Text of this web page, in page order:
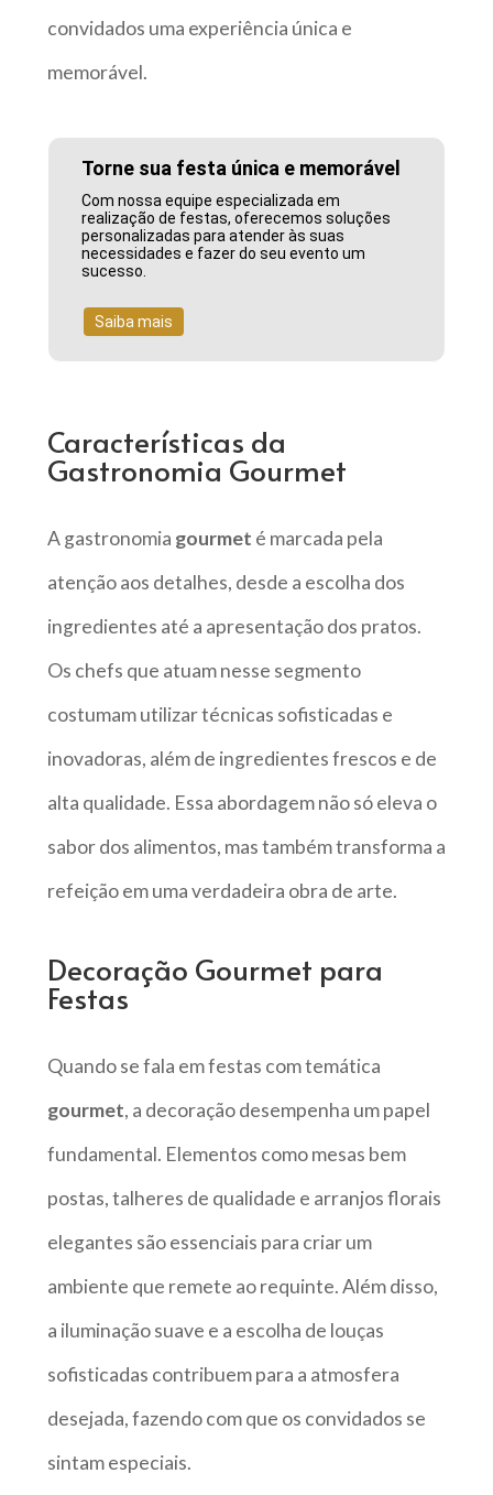
convidados uma experiência única e
memorável.
Torne sua festa única e memorável
Com nossa equipe especializada em
realização de festas, oferecemos soluções
personalizadas para atender às suas
necessidades e fazer do seu evento um
sucesso.
Saiba mais
Características da
Gastronomia Gourmet
A gastronomia gourmet é marcada pela
atenção aos detalhes, desde a escolha dos
ingredientes até a apresentação dos pratos.
Os chefs que atuam nesse segmento
costumam utilizar técnicas sofisticadas e
inovadoras, além de ingredientes frescos e de
alta qualidade. Essa abordagem não só eleva o
sabor dos alimentos, mas também transforma a
refeição em uma verdadeira obra de arte.
Decoração Gourmet para
Festas
Quando se fala em festas com temática
gourmet, a decoração desempenha um papel
fundamental. Elementos como mesas bem
postas, talheres de qualidade e arranjos florais
elegantes são essenciais para criar um
ambiente que remete ao requinte. Além disso,
a iluminação suave e a escolha de louças
sofisticadas contribuem para a atmosfera
desejada, fazendo com que os convidados se
sintam especiais.